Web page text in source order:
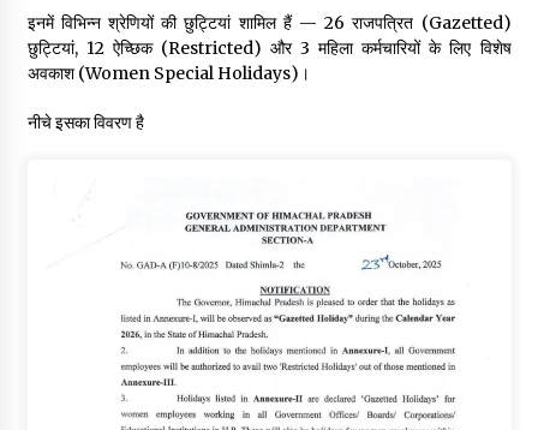
06/08/2026
इनमें विभिन्न श्रेणियों की छुट्टियां शामिल हैं — 26 राजपत्रित (Gazetted)
छुट्टियां, 12 ऐच्छिक (Restricted) और 3 महिला कर्मचारियों के लिए विशेष
अवकाश (Women Special Holidays)।
नीचे इसका विवरण है